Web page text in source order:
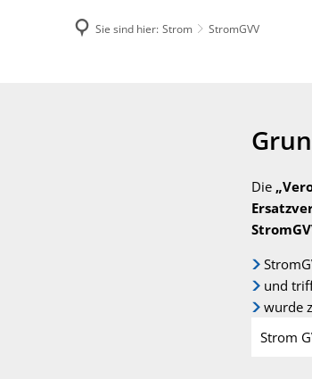
Sie sind hier: Strom StromGVV
Die
und
wurde
Strom